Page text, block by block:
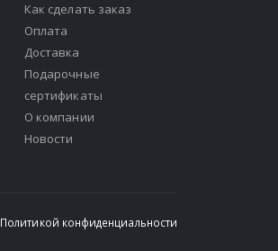
Как сделать заказ
Оплата
Доставка
Подарочные
сертификаты
О компании
Новости
Политикой конфиденциальности